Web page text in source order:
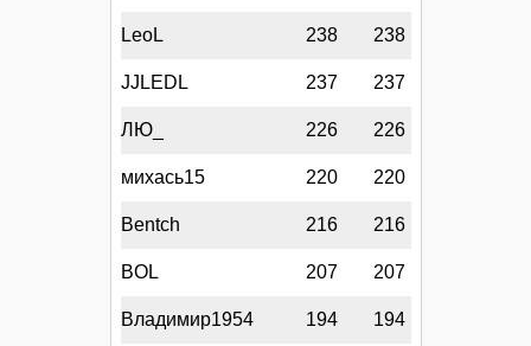
LeoL 238 238
JJLEDL 237 237
ЛЮ_ 226 226
михась15 220 220
Bentch 216 216
BOL 207 207
Владимир1954 194 194